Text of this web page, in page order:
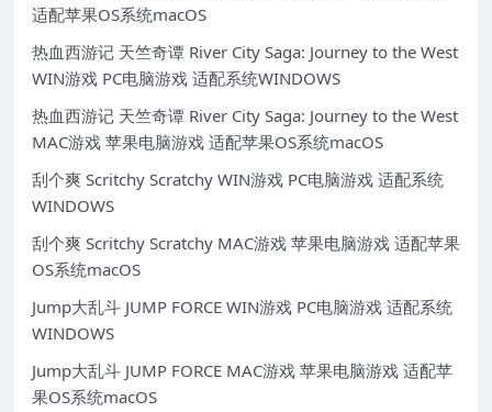
适配苹果OS系统macOS
热血西游记 天竺奇谭 River City Saga: Journey to the West
WIN游戏 PC电脑游戏 适配系统WINDOWS
热血西游记 天竺奇谭 River City Saga: Journey to the West
MAC游戏 苹果电脑游戏 适配苹果OS系统macOS
刮个爽 Scritchy Scratchy WIN游戏 PC电脑游戏 适配系统
WINDOWS
刮个爽 Scritchy Scratchy MAC游戏 苹果电脑游戏 适配苹果
OS系统macOS
Jump大乱斗 JUMP FORCE WIN游戏 PC电脑游戏 适配系统
WINDOWS
Jump大乱斗 JUMP FORCE MAC游戏 苹果电脑游戏 适配苹
果OS系统macOS